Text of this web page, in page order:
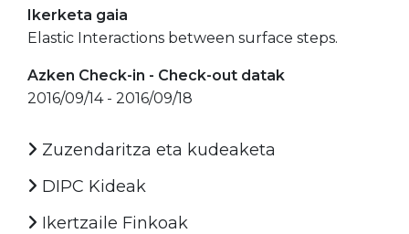
Ikerketa gaia
Elastic Interactions between surface steps.
Azken Check-in - Check-out datak
2016/09/14 - 2016/09/18
Zuzendaritza eta kudeaketa
DIPC Kideak
Ikertzaile Finkoak